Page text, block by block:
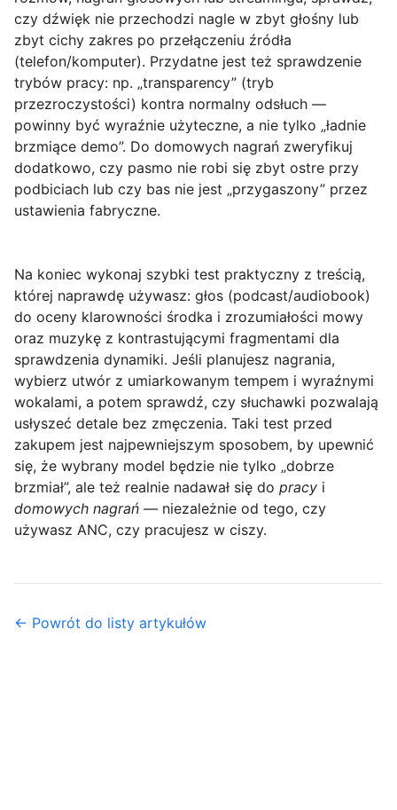
czy dźwięk nie przechodzi nagle w zbyt głośny lub
zbyt cichy zakres po przełączeniu źródła
(telefon/komputer). Przydatne jest też sprawdzenie
trybów pracy: np. „transparency” (tryb
przezroczystości) kontra normalny odsłuch —
powinny być wyraźnie użyteczne, a nie tylko „ładnie
brzmiące demo”. Do domowych nagrań zweryfikuj
dodatkowo, czy pasmo nie robi się zbyt ostre przy
podbiciach lub czy bas nie jest „przygaszony” przez
ustawienia fabryczne.
Na koniec wykonaj szybki test praktyczny z treścią,
której naprawdę używasz: głos (podcast/audiobook)
do oceny klarowności środka i zrozumiałości mowy
oraz muzykę z kontrastującymi fragmentami dla
sprawdzenia dynamiki. Jeśli planujesz nagrania,
wybierz utwór z umiarkowanym tempem i wyraźnymi
wokalami, a potem sprawdź, czy słuchawki pozwalają
usłyszeć detale bez zmęczenia. Taki test przed
zakupem jest najpewniejszym sposobem, by upewnić
się, że wybrany model będzie nie tylko „dobrze
brzmiał”, ale też realnie nadawał się do pracy i
domowych nagrań — niezależnie od tego, czy
używasz ANC, czy pracujesz w ciszy.
← Powrót do listy artykułów